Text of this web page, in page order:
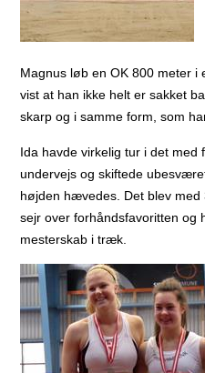
Magnus løb en OK 800 meter i
vist at han ikke helt er sakket
skarp og i samme form, som
Ida havde virkelig tur i det med
undervejs og skiftede
højden hævedes. Det blev
sejr over forhåndsfavoritten og
mesterskab i træk.